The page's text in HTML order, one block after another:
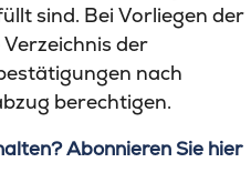
sind. Bei Vorliegen der
der
nach
berechtigen.
Abonnieren Sie hier